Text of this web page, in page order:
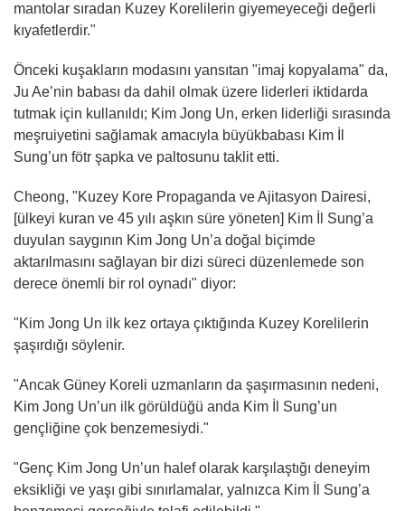
mantolar sıradan Kuzey Korelilerin giyemeyeceği değerli
kıyafetlerdir."
Önceki kuşakların modasını yansıtan "imaj kopyalama" da,
Ju Ae’nin babası da dahil olmak üzere liderleri iktidarda
tutmak için kullanıldı; Kim Jong Un, erken liderliği sırasında
meşruiyetini sağlamak amacıyla büyükbabası Kim İl
Sung’un fötr şapka ve paltosunu taklit etti.
Cheong, "Kuzey Kore Propaganda ve Ajitasyon Dairesi,
[ülkeyi kuran ve 45 yılı aşkın süre yöneten] Kim İl Sung’a
duyulan saygının Kim Jong Un’a doğal biçimde
aktarılmasını sağlayan bir dizi süreci düzenlemede son
derece önemli bir rol oynadı" diyor:
"Kim Jong Un ilk kez ortaya çıktığında Kuzey Korelilerin
şaşırdığı söylenir.
"Ancak Güney Koreli uzmanların da şaşırmasının nedeni,
Kim Jong Un’un ilk görüldüğü anda Kim İl Sung’un
gençliğine çok benzemesiydi."
"Genç Kim Jong Un’un halef olarak karşılaştığı deneyim
eksikliği ve yaşı gibi sınırlamalar, yalnızca Kim İl Sung’a